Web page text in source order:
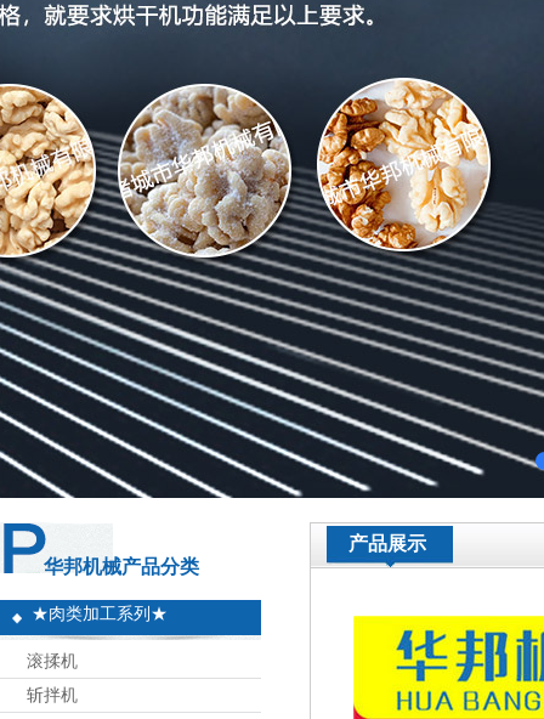
华邦机械产品分类
★肉类加工系列★
滚揉机
斩拌机
产品展示